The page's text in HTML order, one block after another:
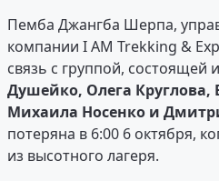
Пемба Джангба Шерпа,
компании I AM Trekking &
связь с группой, состоящей
Душейко, Олега
Михаила Носенко и
потеряна в 6:00 6 октября,
из высотного лагеря.